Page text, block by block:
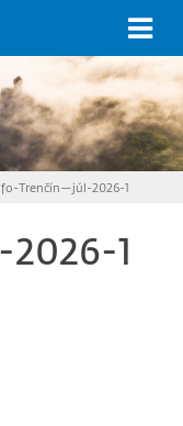
Trenčín—júl-2026-1
1